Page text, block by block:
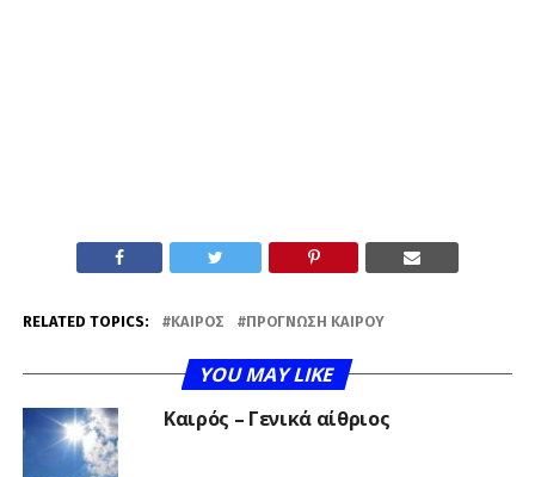
RELATED TOPICS: ΚΑΙΡΌΣ ΠΡΌΓΝΩΣΗ ΚΑΙΡΟΎ
YOU MAY LIKE
Καιρός – Γενικά αίθριος